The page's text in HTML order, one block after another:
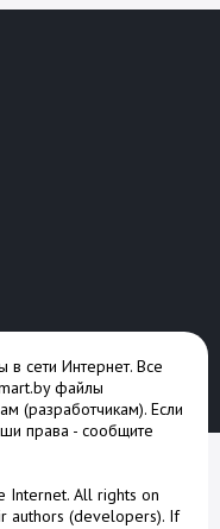
сети Интернет. Все
файлы
(разработчикам). Если
права - сообщите
Internet. All rights on
authors (developers). If